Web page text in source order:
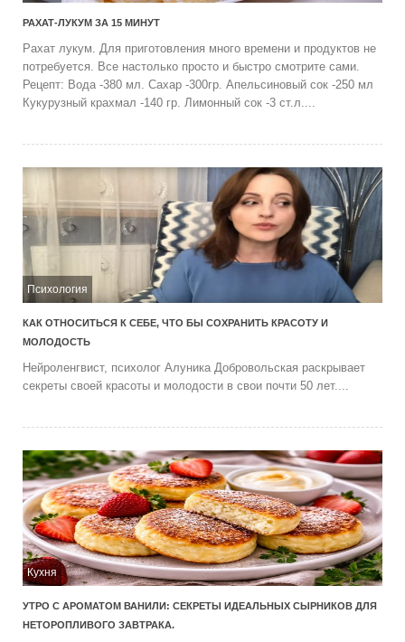
РАХАТ-ЛУКУМ ЗА 15 МИНУТ
Рахат лукум. Для приготовления много времени и продуктов не
потребуется. Все настолько просто и быстро смотрите сами.
Рецепт: Вода -380 мл. Сахар -300гр. Апельсиновый сок -250 мл
Кукурузный крахмал -140 гр. Лимонный сок -3 ст.л....
Психология
КАК ОТНОСИТЬСЯ К СЕБЕ, ЧТО БЫ СОХРАНИТЬ КРАСОТУ И
МОЛОДОСТЬ
Нейроленгвист, психолог Алуника Добровольская раскрывает
секреты своей красоты и молодости в свои почти 50 лет....
Кухня
УТРО С АРОМАТОМ ВАНИЛИ: СЕКРЕТЫ ИДЕАЛЬНЫХ СЫРНИКОВ ДЛЯ
НЕТОРОПЛИВОГО ЗАВТРАКА.